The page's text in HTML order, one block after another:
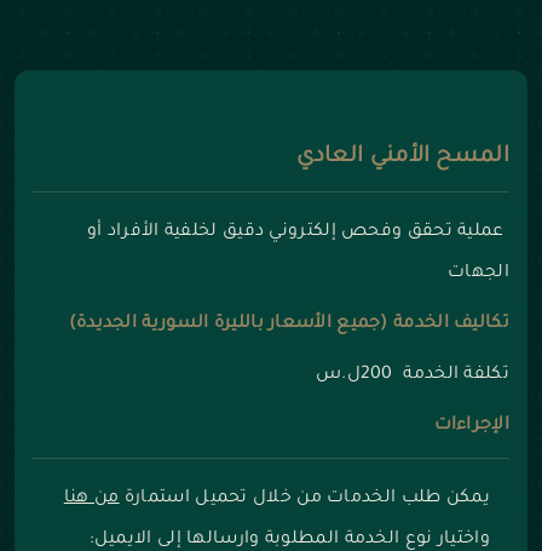
المسح الأمني العادي
عملية تحقق وفحص إلكتروني دقيق لخلفية الأفراد أو
الجهات
تكاليف الخدمة (جميع الأسعار بالليرة السورية الجديدة)
تكلفة الخدمة 200ل.س
الإجراءات
يمكن طلب الخدمات من خلال تحميل استمارةمن هنا
واختيار نوع الخدمة المطلوبة وارسالها إلى الايميل: